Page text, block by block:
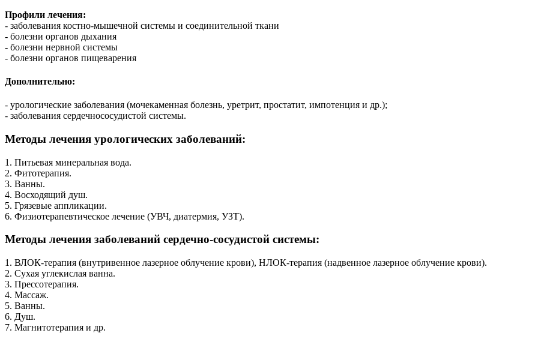
Профили лечения:
- заболевания костно-мышечной системы и соединительной ткани
- болезни органов дыхания
- болезни нервной системы
- болезни органов пищеварения
Дополнительно:
- урологические заболевания (мочекаменная болезнь, уретрит, простатит, импотенция и др.);
- заболевания сердечнососудистой системы.
Методы лечения урологических заболеваний:
1. Питьевая минеральная вода.
2. Фитотерапия.
3. Ванны.
4. Восходящий душ.
5. Грязевые аппликации.
6. Физиотерапевтическое лечение (УВЧ, диатермия, УЗТ).
Методы лечения заболеваний сердечно-сосудистой системы:
1. ВЛОК-терапия (внутривенное лазерное облучение крови), НЛОК-терапия (надвенное лазерное облучение крови).
2. Сухая углекислая ванна.
3. Прессотерапия.
4. Массаж.
5. Ванны.
6. Душ.
7. Магнитотерапия и др.